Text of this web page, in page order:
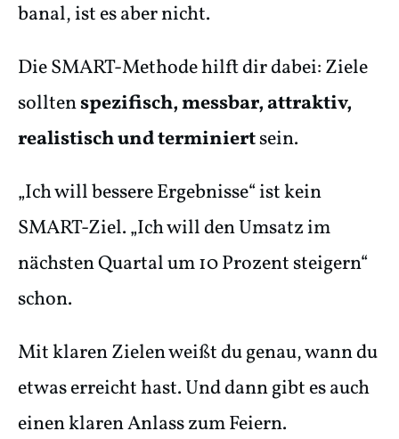
banal, ist es aber nicht.
Die SMART-Methode hilft dir dabei: Ziele
solltenspezifisch, messbar, attraktiv,
realistisch und terminiertsein.
„Ich will bessere Ergebnisse“ ist kein
SMART-Ziel. „Ich will den Umsatz im
nächsten Quartal um 10 Prozent steigern“
schon.
Mit klaren Zielen weißt du genau, wann du
etwas erreicht hast. Und dann gibt es auch
einen klaren Anlass zum Feiern.